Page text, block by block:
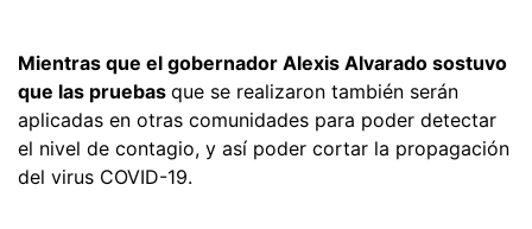
Mientras que el gobernador Alexis Alvarado sostuvo
que las pruebas que se realizaron también serán
aplicadas en otras comunidades para poder detectar
el nivel de contagio, y así poder cortar la propagación
del virus COVID-19.